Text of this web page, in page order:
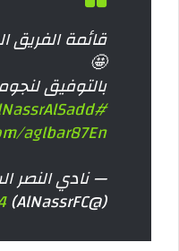
قائمة الفريق
🤩
بالتوفيق
#AlNassrAlSadd
aglbar87En
— نادي النصر
(@AlNassrFC)